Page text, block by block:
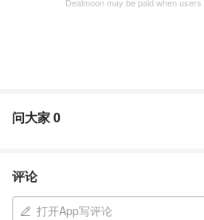
问大家0
评论
打开App写评论